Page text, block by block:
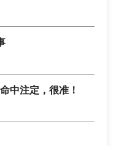
中注定，很准！